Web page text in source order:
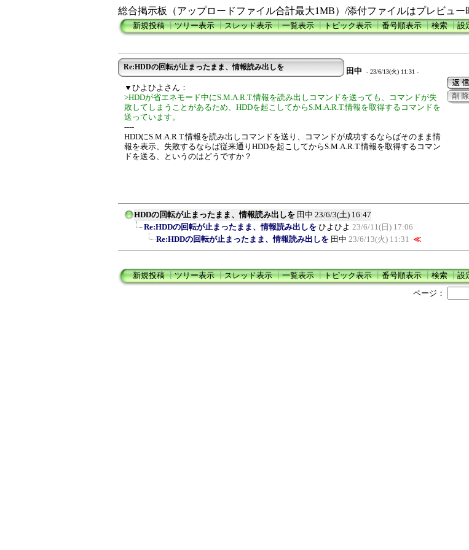
総合掲示板（アップロードファイル合計最大1MB）/添付ファイルはプレビュー
新規投稿┃ツリー表示┃スレッド表示┃一覧表示┃トピック表示┃番号順表示┃検索┃設
Re:HDDの回転が止まったまま、情報読み出しを 田中 - 23/6/13(火) 11:31 -
▼ひよひよさん：
>HDDが省エネモード中にS.M.A.R.T.情報を読み出しコマンドを送っても、コマンドが失
敗してしまうことがあるため、HDDを起こしてからS.M.A.R.T.情報を取得するコマンドを
送っています。
----
HDDにS.M.A.R.T.情報を読み出しコマンドを送り、コマンドが成功するならばそのまま情
報を表示、失敗するならば従来通りHDDを起こしてからS.M.A.R.T.情報を取得するコマン
ドを送る、というのはどうですか？
HDDの回転が止まったまま、情報読み出しを 田中 23/6/3(土) 16:47
Re:HDDの回転が止まったまま、情報読み出しを ひよひよ 23/6/11(日) 17:06
Re:HDDの回転が止まったまま、情報読み出しを 田中 23/6/13(火) 11:31 ≪
新規投稿┃ツリー表示┃スレッド表示┃一覧表示┃トピック表示┃番号順表示┃検索┃設
ページ：